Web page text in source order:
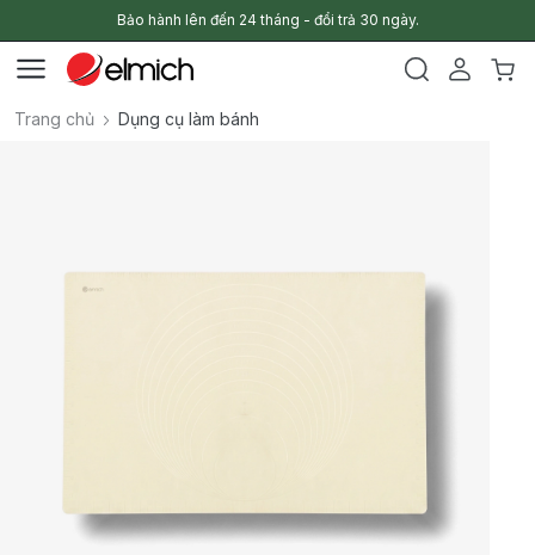
Bảo hành lên đến 24 tháng - đổi trả 30 ngày.
Trang chủ Dụng cụ làm bánh